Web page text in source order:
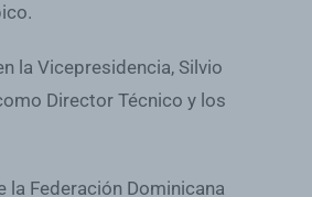
la Vicepresidencia, Silvio
Director Técnico y los
la Federación Dominicana